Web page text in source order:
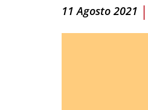
11 Agosto 2021 |